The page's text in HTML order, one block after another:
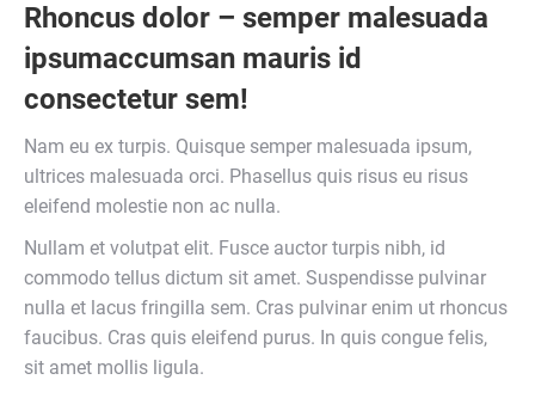
Rhoncus dolor – semper malesuada
ipsumaccumsan mauris id
consectetur sem!
Nam eu ex turpis. Quisque semper malesuada ipsum,
ultrices malesuada orci. Phasellus quis risus eu risus
eleifend molestie non ac nulla.
Nullam et volutpat elit. Fusce auctor turpis nibh, id
commodo tellus dictum sit amet. Suspendisse pulvinar
nulla et lacus fringilla sem. Cras pulvinar enim ut rhoncus
faucibus. Cras quis eleifend purus. In quis congue felis,
sit amet mollis ligula.